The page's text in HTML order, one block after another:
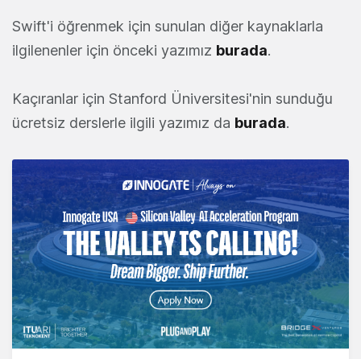
Swift'i öğrenmek için sunulan diğer kaynaklarla
ilgilenenler için önceki yazımız burada.
Kaçıranlar için Stanford Üniversitesi'nin sunduğu
ücretsiz derslerle ilgili yazımız da burada.